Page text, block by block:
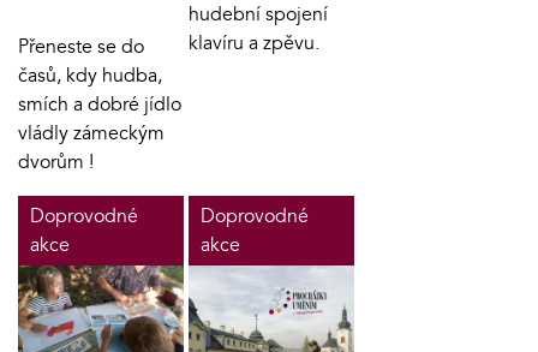
Přeneste se do
časů, kdy hudba,
smích a dobré jídlo
vládly zámeckým
dvorům !
hudební spojení
klavíru a zpěvu.
Doprovodné
akce
Doprovodné
akce